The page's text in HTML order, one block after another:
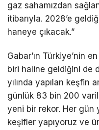
gaz sahamızdan
itibarıyla. 2028’e
haneye çıkacak.”
Gabar’ın Türkiye’nin
biri haline geldiğini de
yılında yapılan keşfin
günlük 83 bin 200 varil
yeni bir rekor. Her gün
keşifler yapıyoruz ve